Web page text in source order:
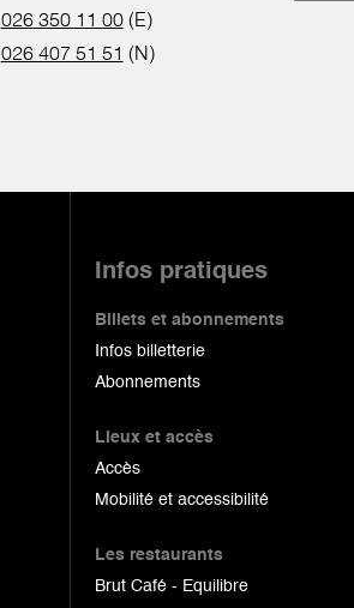
026 350 11 00(E)
026 407 51 51 (N)
Infos pratiques
Billets et abonnements
Infos billetterie
Abonnements
Lieux et accès
Accès
Mobilité et accessibilité
Les restaurants
Brut Café - Equilibre